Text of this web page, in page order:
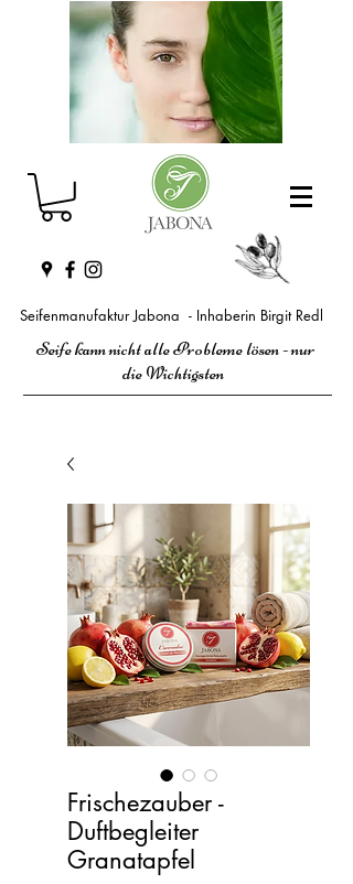
Seifenmanufaktur Jabona - Inhaberin Birgit Redl
Seife kann nicht alle Probleme lösen - nur
die Wichtigsten
Frischezauber -
Duftbegleiter
Granatapfel